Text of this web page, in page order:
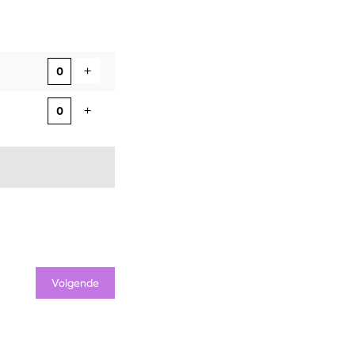
+Voeg ticket toe
+Voeg ticket toe
Volgende